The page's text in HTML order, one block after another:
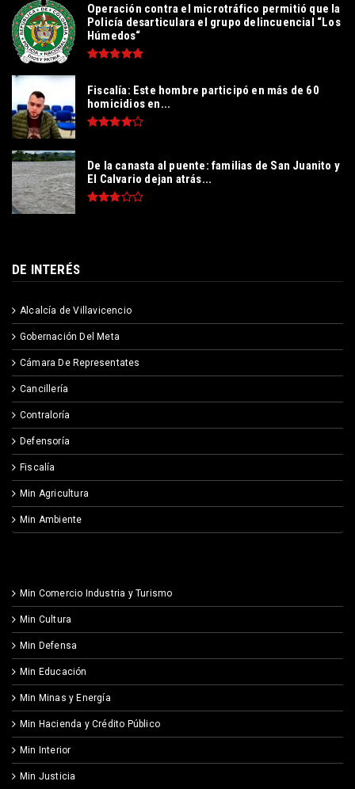
Operación contra el microtráfico permitió que la
Policía desarticulara el grupo delincuencial “Los
Húmedos“
Fiscalía: Este hombre participó en más de 60
homicidios en...
De la canasta al puente: familias de San Juanito y
El Calvario dejan atrás...
DE INTERÉS
Alcalcía de Villavicencio
Gobernación Del Meta
Cámara De Representates
Cancillería
Contraloría
Defensoría
Fiscalía
Min Agricultura
Min Ambiente
Min Comercio Industria y Turismo
Min Cultura
Min Defensa
Min Educación
Min Minas y Energía
Min Hacienda y Crédito Público
Min Interior
Min Justicia